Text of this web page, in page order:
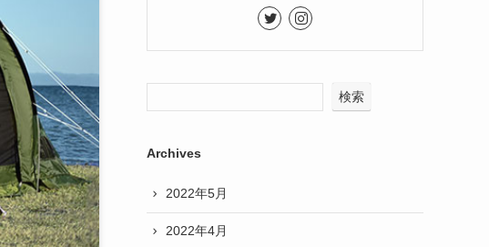
検索
Archives
2022年5月
2022年4月